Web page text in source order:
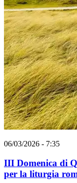
06/03/2026 - 7:35
III Domenica di
per la liturgia